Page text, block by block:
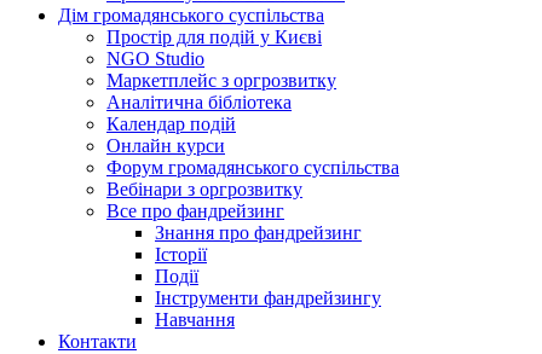
Дім громадянського суспільства
Простір для подій у Києві
NGO Studio
Маркетплейс з оргрозвитку
Аналітична бібліотека
Календар подій
Онлайн курси
Форум громадянського суспільства
Вебінари з оргрозвитку
Все про фандрейзинг
Знання про фандрейзинг
Історії
Події
Інструменти фандрейзингу
Навчання
Контакти